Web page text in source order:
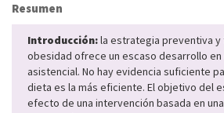
Resumen
Introducción:la estrategia preventiva y
obesidad ofrece un escaso desarrollo en
asistencial. No hay evidencia suficiente
dieta es la más eficiente. El objetivo del
efecto de una intervención basada en